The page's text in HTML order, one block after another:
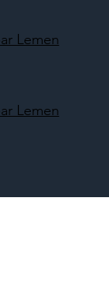
Lemen
Lemen